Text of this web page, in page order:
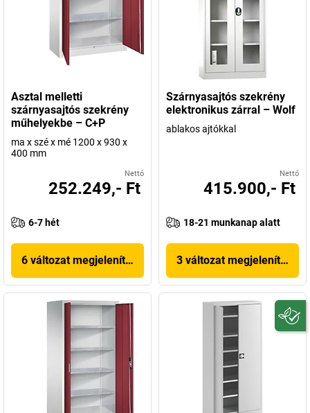
Asztal melletti
szárnyasajtós szekrény
műhelyekbe – C+P
ma x szé x mé 1200 x 930 x
400 mm
Nettó
252.249,- Ft
6-7 hét
6 változat megjelenítése
Szárnyasajtós szekrény
elektronikus zárral – Wolf
ablakos ajtókkal
Nettó
415.900,- Ft
18-21 munkanap alatt
3 változat megjelenítése